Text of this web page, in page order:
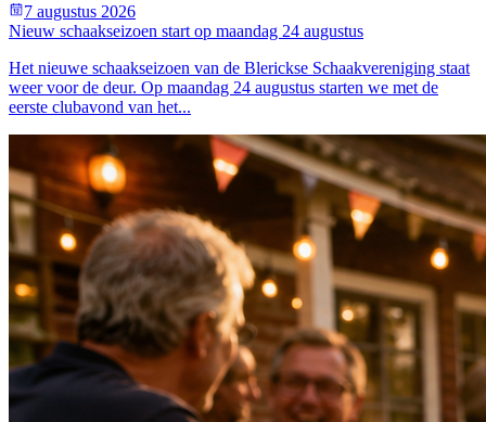
7 augustus 2026
Nieuw schaakseizoen start op maandag 24 augustus
Het nieuwe schaakseizoen van de Blerickse Schaakvereniging staat
weer voor de deur. Op maandag 24 augustus starten we met de
eerste clubavond van het...